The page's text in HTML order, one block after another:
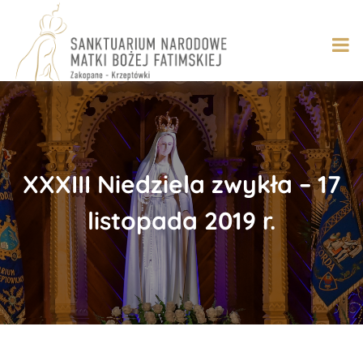
content
XXXIII Niedziela zwykła – 17
listopada 2019 r.